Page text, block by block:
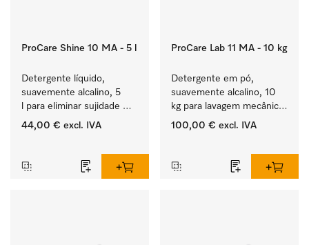
ProCare Shine 10 MA - 5 l
Detergente líquido,
suavemente alcalino, 5
l para eliminar sujidade
ligeira em louça, talheres
44,00 € excl. IVA
ProCare Lab 11 MA - 10 kg
Detergente em pó,
suavemente alcalino, 10
kg para lavagem mecânica
cuidada de vidraria e
100,00 € excl. IVA